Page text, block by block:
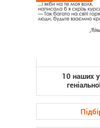
10 наших